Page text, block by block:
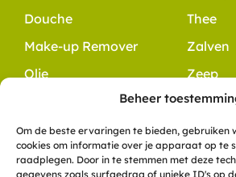
Beheer
Om de beste ervaringen te bieden, gebruiken
cookies om informatie over je apparaat op te
raadplegen. Door in te stemmen met deze
gegevens zoals surfgedrag of unieke ID's op
Douche
Make-up Remover
Olie
Thee
Zalven
Zeep
+31 6 10 49 48 54
info@dewitteklaver.nl